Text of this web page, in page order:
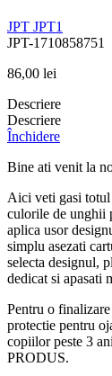
JPT JPT1
JPT-1710858751
86,00 lei
Descriere
Descriere
Închidere
Bine ati venit la
Aici veti gasi
culorile de unghii
aplica usor
simplu asezati
selecta designul,
dedicat si apasati
Pentru o
protectie pentru
copiilor peste 3
PRODUS.